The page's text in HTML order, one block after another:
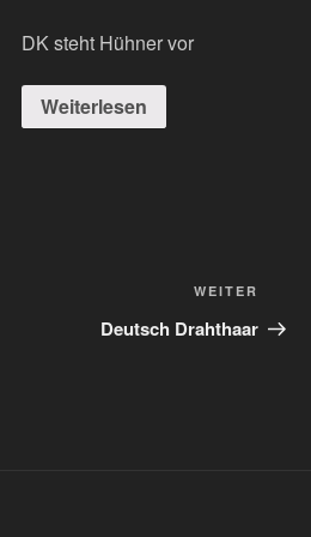
DK steht Hühner vor
Weiterlesen
Beitrag
WEITER
Deutsch Drahthaar